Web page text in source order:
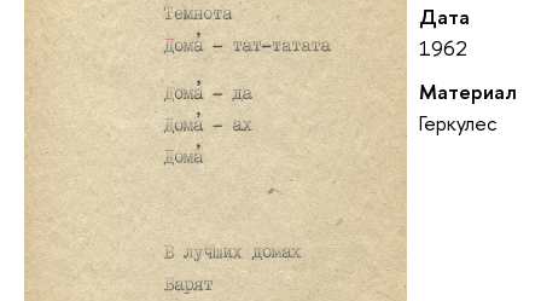
Дата
1962
Материал
Геркулес